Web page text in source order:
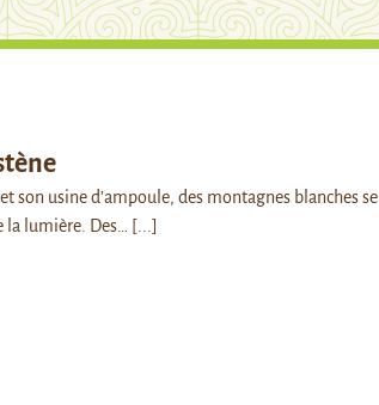
son usine d’ampoule, des montagnes blanches se
lumière. Des…
[...]